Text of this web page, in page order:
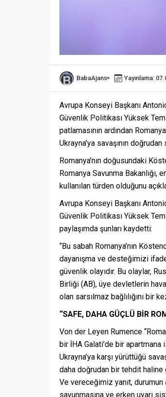
BabaAjans Yayınlama:
Avrupa Konseyi Başkanı
Güvenlik Politikası Yüksek
patlamasının ardından
Ukrayna’ya savaşının
Romanya’nın doğusundaki
Romanya Savunma Bakanlığı,
kullanılan türden olduğunu
Avrupa Konseyi Başkanı
Güvenlik Politikası Yüksek
paylaşımda şunları kaydetti:
“Bu sabah Romanya’nın
dayanışma ve desteğimizi
güvenlik olayıdır. Bu olaylar,
Birliği (AB), üye devletlerin
olan sarsılmaz bağlılığını bir
“SAFE, DAHA GÜÇLÜ BİR
Von der Leyen Rumence
bir İHA Galati’de bir apartmana
Ukrayna’ya karşı yürüttüğü
daha doğrudan bir tehdit haline
Ve vereceğimiz yanıt,
savunmasına ve erken uyarı